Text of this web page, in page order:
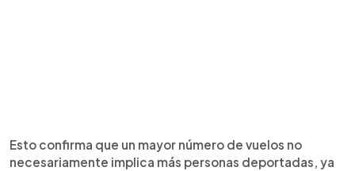
Esto confirma que un mayor número de vuelos no
necesariamente implica más personas deportadas, ya